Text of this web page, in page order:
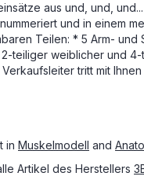
aus und, und,
und in einem
Teilen: * 5 Arm-
teiliger weiblicher und 4-
Verkaufsleiter tritt mit
in Muskelmodell and
Artikel des Herstellers